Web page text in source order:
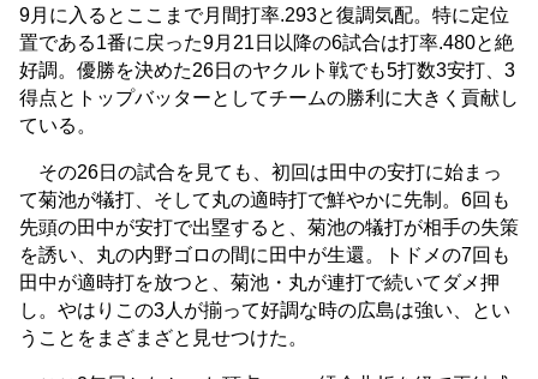
9月に入るとここまで月間打率.293と復調気配。特に定位
置である1番に戻った9月21日以降の6試合は打率.480と絶
好調。優勝を決めた26日のヤクルト戦でも5打数3安打、3
得点とトップバッターとしてチームの勝利に大きく貢献し
ている。
その26日の試合を見ても、初回は田中の安打に始まっ
て菊池が犠打、そして丸の適時打で鮮やかに先制。6回も
先頭の田中が安打で出塁すると、菊池の犠打が相手の失策
を誘い、丸の内野ゴロの間に田中が生還。トドメの7回も
田中が適時打を放つと、菊池・丸が連打で続いてダメ押
し。やはりこの3人が揃って好調な時の広島は強い、とい
うことをまざまざと見せつけた。